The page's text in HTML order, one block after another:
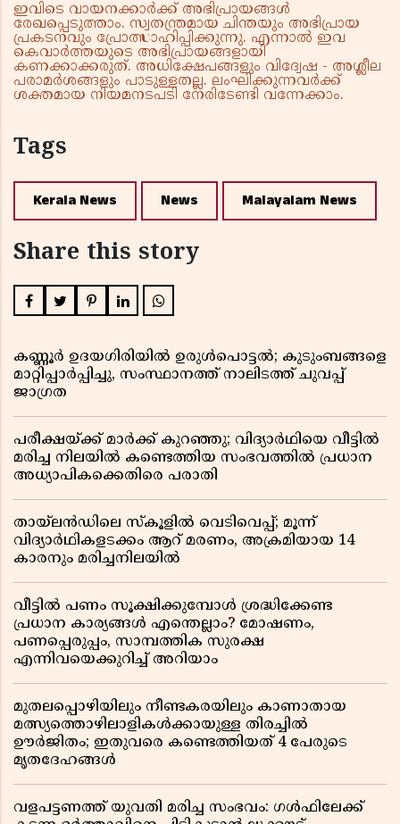
ഇവിടെ വായനക്കാർക്ക് അഭിപ്രായങ്ങൾ
രേഖപ്പെടുത്താം. സ്വതന്ത്രമായ ചിന്തയും അഭിപ്രായ
പ്രകടനവും പ്രോത്സാഹിപ്പിക്കുന്നു. എന്നാൽ ഇവ
കെവാർത്തയുടെ അഭിപ്രായങ്ങളായി
കണക്കാക്കരുത്. അധിക്ഷേപങ്ങളും വിദ്വേഷ - അശ്ലീല
പരാമർശങ്ങളും പാടുള്ളതല്ല. ലംഘിക്കുന്നവർക്ക്
ശക്തമായ നിയമനടപടി നേരിടേണ്ടി വന്നേക്കാം.
Tags
Kerala News News Malayalam News
Share this story
കണ്ണൂർ ഉദയഗിരിയിൽ ഉരുൾപൊട്ടൽ; കുടുംബങ്ങളെ
മാറ്റിപ്പാർപ്പിച്ചു, സംസ്ഥാനത്ത് നാലിടത്ത് ചുവപ്പ്
ജാഗ്രത
പരീക്ഷയ്ക്ക് മാർക്ക് കുറഞ്ഞു; വിദ്യാർഥിയെ വീട്ടിൽ
മരിച്ച നിലയിൽ കണ്ടെത്തിയ സംഭവത്തിൽ പ്രധാന
അധ്യാപികക്കെതിരെ പരാതി
തായ്‌ലൻഡിലെ സ്‌കൂളിൽ വെടിവെപ്പ്; മൂന്ന്
വിദ്യാർഥികളടക്കം ആറ് മരണം, അക്രമിയായ 14
കാരനും മരിച്ചനിലയിൽ
വീട്ടിൽ പണം സൂക്ഷിക്കുമ്പോൾ ശ്രദ്ധിക്കേണ്ട
പ്രധാന കാര്യങ്ങൾ എന്തെല്ലാം? മോഷണം,
പണപ്പെരുപ്പം, സാമ്പത്തിക സുരക്ഷ
എന്നിവയെക്കുറിച്ച് അറിയാം
മുതലപ്പൊഴിയിലും നീണ്ടകരയിലും കാണാതായ
മത്സ്യത്തൊഴിലാളികൾക്കായുള്ള തിരച്ചിൽ
ഊർജിതം; ഇതുവരെ കണ്ടെത്തിയത് 4 പേരുടെ
മൃതദേഹങ്ങൾ
വളപട്ടണത്ത് യുവതി മരിച്ച സംഭവം: ഗൾഫിലേക്ക്